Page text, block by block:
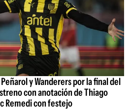
y Wanderers por la final del
con anotación de Thiago
Remedi con festejo